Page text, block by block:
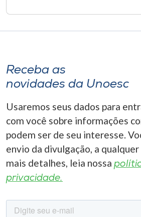
Receba as
novidades da Unoesc
Usaremos seus dados para
com você sobre informações
podem ser de seu interesse.
envio da divulgação, a
mais detalhes, leia nossa
privacidade.